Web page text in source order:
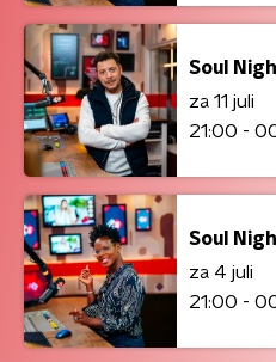
Soul
za 11 juli
21:00 -
Soul
za 4 juli
21:00 -